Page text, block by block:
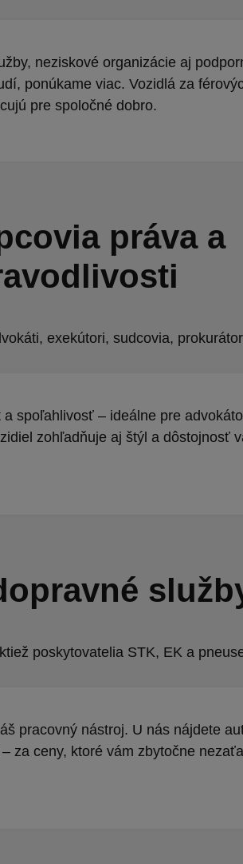
neziskové organizácie aj
ponúkame viac. Vozidlá za
pre spoločné dobro.
práva a
exekútori, sudcovia,
spoľahlivosť – ideálne pre
zohľadňuje aj štýl a dôstojnosť
poskytovatelia STK, EK a
pracovný nástroj. U nás nájdete
za ceny, ktoré vám zbytočne